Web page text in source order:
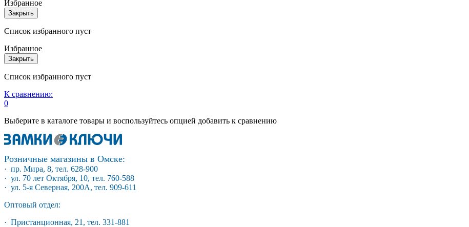
Избранное
Закрыть
Список избранного пуст
Избранное
Закрыть
Список избранного пуст
К сравнению:
0
Выберите в каталоге товары и воспользуйтесь опцией добавить к сравнению
Розничные магазины в Омске:
· пр. Мира, 8, тел. 628-900
· ул. 70 лет Октября, 10, тел. 760-588
· ул. 5-я Северная, 200А, тел. 909-611
Оптовый отдел:
· Пристанционная, 21, тел. 331-881